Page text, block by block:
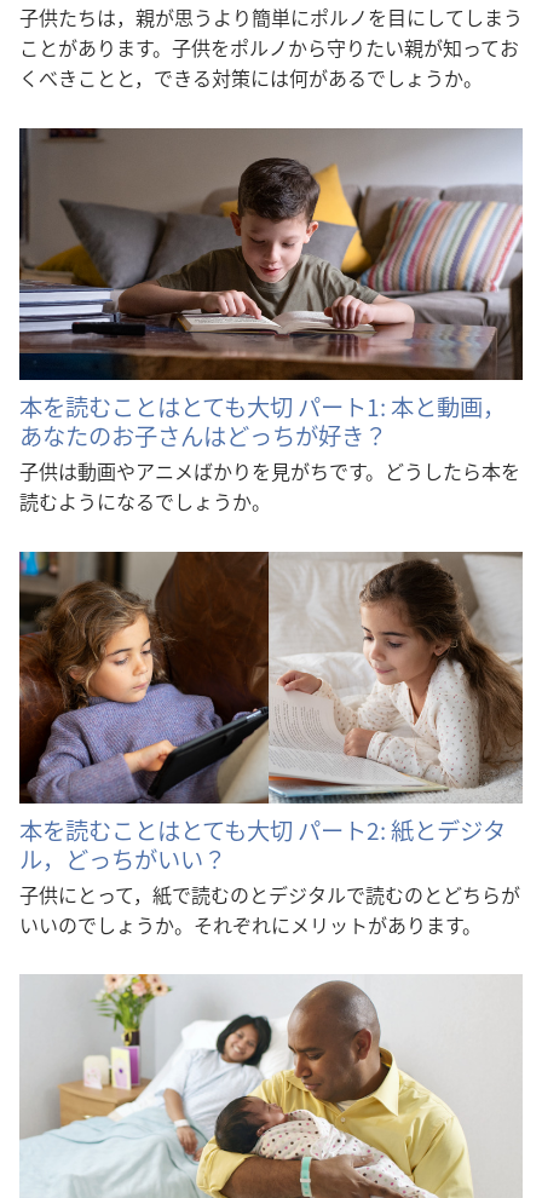
子供たちは，親が思うより簡単にポルノを目にしてしまう
ことがあります。子供をポルノから守りたい親が知ってお
くべきことと，できる対策には何があるでしょうか。
本を読むことはとても大切 パート1: 本と動画，
あなたのお子さんはどっちが好き？
子供は動画やアニメばかりを見がちです。どうしたら本を
読むようになるでしょうか。
本を読むことはとても大切 パート2: 紙とデジタ
ル，どっちがいい？
子供にとって，紙で読むのとデジタルで読むのとどちらが
いいのでしょうか。それぞれにメリットがあります。